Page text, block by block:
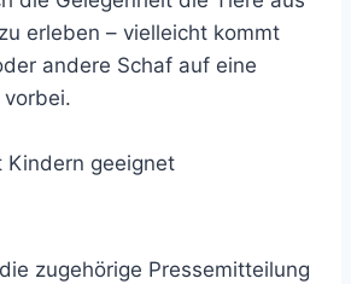
erleben – vielleicht kommt
andere Schaf auf eine
Kindern geeignet
zugehörige Pressemitteilung